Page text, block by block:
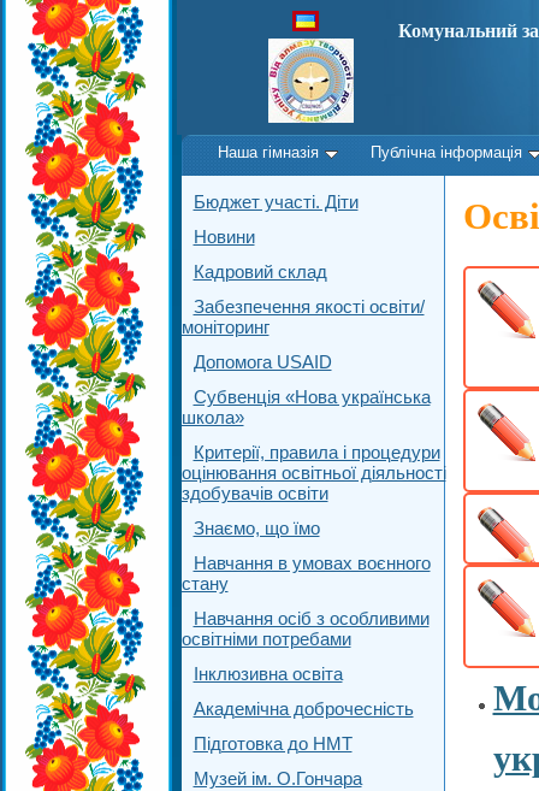
Комунальний
Наша гімназія Публічна інформація
Бюджет участі. Діти
Новини
Кадровий склад
Забезпечення якості освіти/
моніторинг
Допомога USAID
Субвенція «Нова українська
школа»
Критерії, правила і процедури
оцінювання освітньої діяльності
здобувачів освіти
Знаємо, що їмо
Навчання в умовах воєнного
стану
Навчання осіб з особливими
освітніми потребами
Інклюзивна освіта
Академічна доброчесність
Підготовка до НМТ
Музей ім. О.Гончара